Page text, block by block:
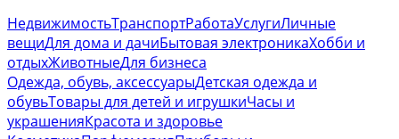
НедвижимостьТранспортРаботаУслугиЛичные
вещиДля дома и дачиБытовая электроникаХобби и
отдыхЖивотныеДля бизнеса
Одежда, обувь, аксессуарыДетская одежда и
обувьТовары для детей и игрушкиЧасы и
украшенияКрасота и здоровье